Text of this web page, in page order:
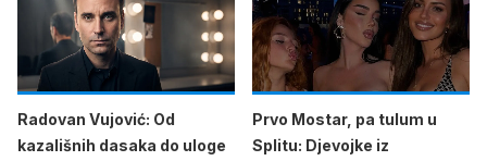
Radovan Vujović: Od
kazališnih dasaka do uloge
Prvo Mostar, pa tulum u
Splitu: Djevojke iz